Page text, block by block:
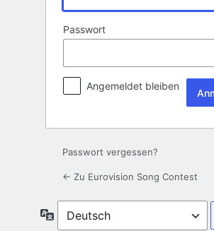
Passwort
Angemeldet bleiben
Passwort vergessen?
← Zu Eurovision Song Contest
Sprache